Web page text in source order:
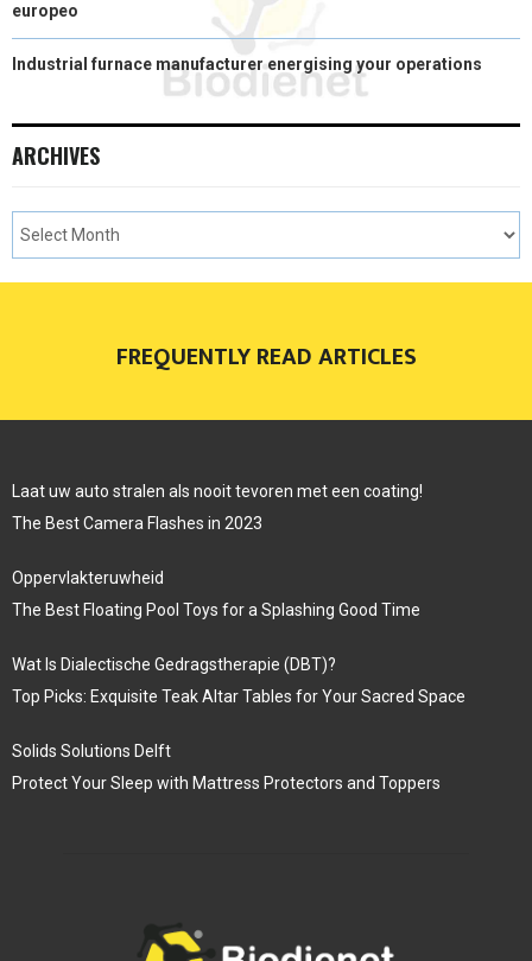
europeo
Industrial furnace manufacturer energising your operations
ARCHIVES
FREQUENTLY READ ARTICLES
Laat uw auto stralen als nooit tevoren met een coating!
The Best Camera Flashes in 2023
Oppervlakteruwheid
The Best Floating Pool Toys for a Splashing Good Time
Wat Is Dialectische Gedragstherapie (DBT)?
Top Picks: Exquisite Teak Altar Tables for Your Sacred Space
Solids Solutions Delft
Protect Your Sleep with Mattress Protectors and Toppers